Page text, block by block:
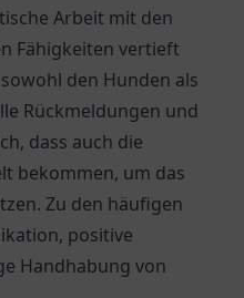
Arbeit mit den
Fähigkeiten vertieft
den Hunden als
Rückmeldungen und
dass auch die
bekommen, um das
Zu den häufigen
positive
Handhabung von